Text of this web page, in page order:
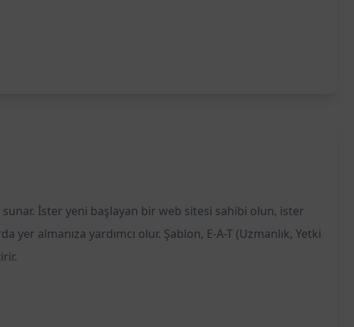
İster yeni başlayan bir web sitesi sahibi olun, ister
almanıza yardımcı olur. Şablon, E-A-T (Uzmanlık, Yetki